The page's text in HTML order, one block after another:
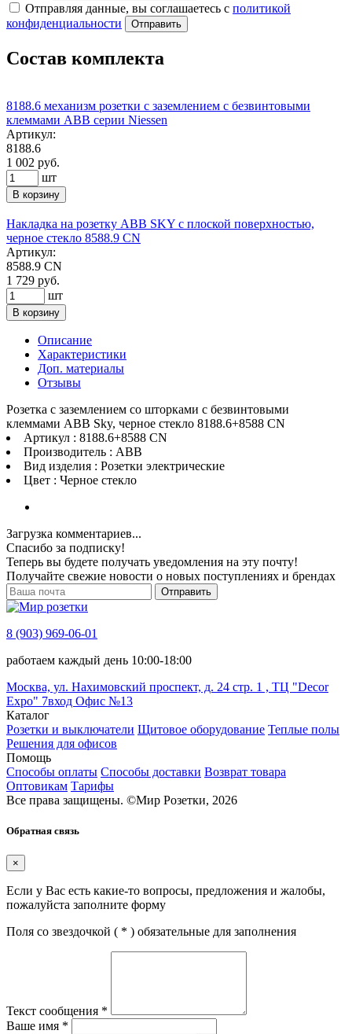
Отправляя данные, вы соглашаетесь с политикой
конфиденциальности
Отправить
Состав комплекта
8188.6 механизм розетки с заземлением с безвинтовыми
клеммами ABB серии Niessen
Артикул:
8188.6
1 002 руб.
шт
В корзину
Накладка на розетку ABB SKY с плоской поверхностью,
черное стекло 8588.9 CN
Артикул:
8588.9 CN
1 729 руб.
шт
В корзину
Описание
Характеристики
Доп. материалы
Отзывы
Розетка с заземлением со шторками с безвинтовыми
клеммами ABB Sky, черное стекло 8188.6+8588 CN
Артикул : 8188.6+8588 CN
Производитель : ABB
Вид изделия : Розетки электрические
Цвет : Черное стекло
Загрузка комментариев...
Спасибо за подписку!
Теперь вы будете получать уведомления на эту почту!
Получайте свежие новости о новых поступлениях и брендах
Отправить
8 (903) 969-06-01
работаем каждый день 10:00-18:00
Москва, ул. Нахимовский проспект, д. 24 стр. 1 , ТЦ "Decor
Expo" 7вход Офис №13
Каталог
Розетки и выключатели Щитовое оборудование Теплые полы
Решения для офисов
Помощь
Способы оплаты Способы доставки Возврат товара
Оптовикам Тарифы
Все права защищены. ©Мир Розетки, 2026
Обратная связь
×
Если у Вас есть какие-то вопросы, предложения и жалобы,
пожалуйста заполните форму
Поля со звездочкой ( * ) обязательные для заполнения
Текст сообщения *
Ваше имя *